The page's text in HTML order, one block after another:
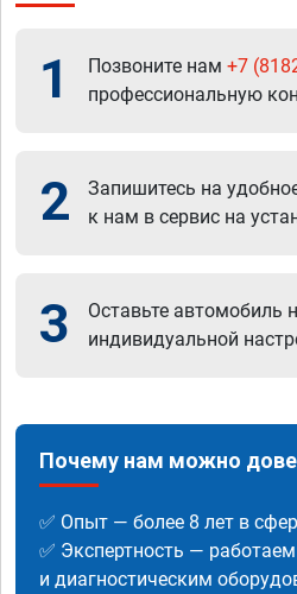
1 Позвоните нам +7
профессиональную
2
Запишитесь на
к нам в сервис на
3
Оставьте автомобиль
индивидуальной
Почему нам можно
✅ Опыт — более 8 лет в
✅ Экспертность —
и диагностическим